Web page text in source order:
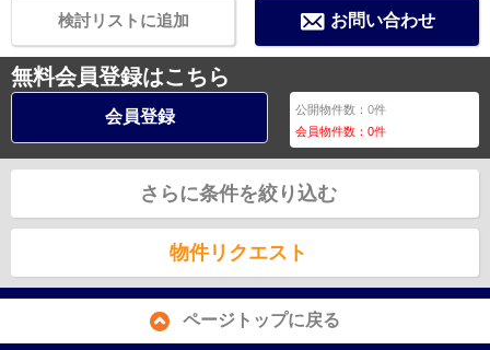
お問い合わせ
検討リストに追加
無料会員登録はこちら
会員登録 公開物件数：0件
会員物件数：0件
さらに条件を絞り込む
物件リクエスト
ページトップに戻る